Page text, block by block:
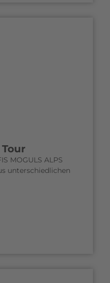
MOGULS ALPS
unterschiedlichen